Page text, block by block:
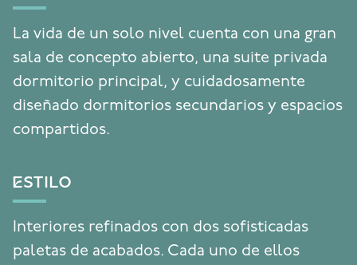
La vida de un solo nivel cuenta con una gran
sala de concepto abierto, una suite privada
dormitorio principal, y cuidadosamente
diseñado dormitorios secundarios y espacios
compartidos.
ESTILO
Interiores refinados con dos sofisticadas
paletas de acabados. Cada uno de ellos